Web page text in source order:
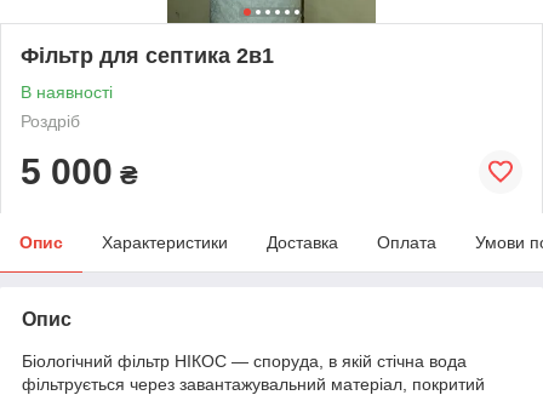
Фільтр для септика 2в1
В наявності
Роздріб
5 000 ₴
Опис Характеристики Доставка Оплата Умови
Опис
Біологічний фільтр НІКОС — споруда, в якій стічна вода
фільтрується через завантажувальний матеріал, покритий